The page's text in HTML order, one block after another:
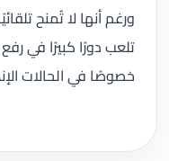
ورغم أنها لا تُمنح
تلعب دورًا كبيرًا في
خصوصًا في الحالات